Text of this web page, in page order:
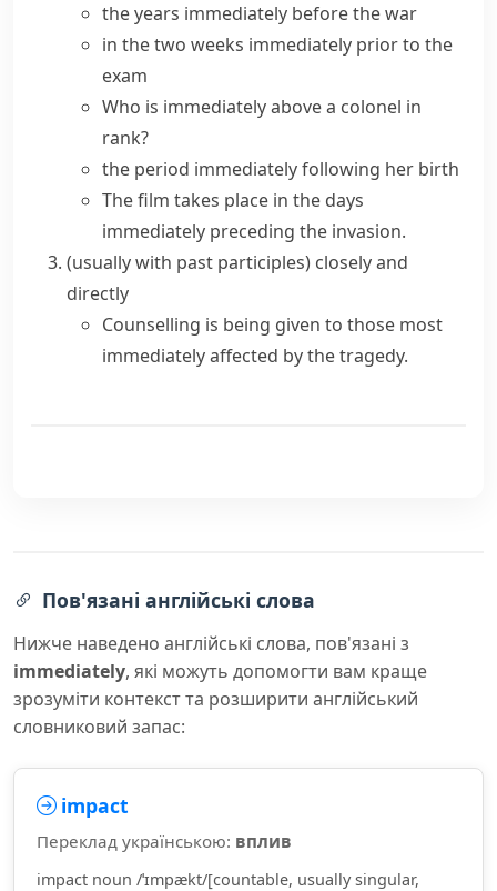
the years immediately before the war
in the two weeks immediately prior to the
exam
Who is immediately above a colonel in
rank?
the period immediately following her birth
The film takes place in the days
immediately preceding the invasion.
(usually with past participles) closely and
directly
Counselling is being given to those most
immediately affected by the tragedy.
Пов'язані англійські слова
Нижче наведено англійські слова, пов'язані з
immediately, які можуть допомогти вам краще
зрозуміти контекст та розширити англійський
словниковий запас:
impact
Переклад українською: вплив
impact noun /ˈɪmpækt/[countable, usually singular,